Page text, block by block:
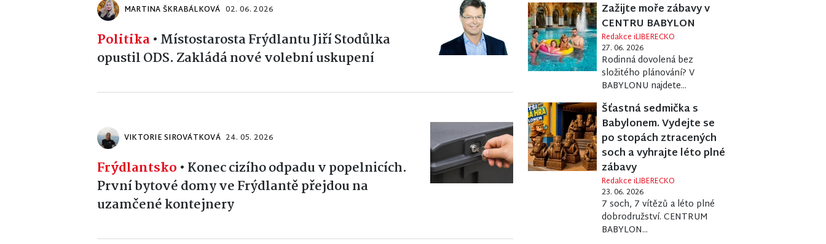
MARTINA ŠKRABÁLKOVÁ 02. 06. 2026
Politika• Místostarosta Frýdlantu Jiří Stodůlka
opustil ODS. Zakládá nové volební uskupení
VIKTORIE SIROVÁTKOVÁ 24. 05. 2026
Frýdlantsko • Konec cizího odpadu v popelnicích.
První bytové domy ve Frýdlantě přejdou na
uzamčené kontejnery
Zažijte moře zábavy v
CENTRU BABYLON
Redakce iLIBERECKO
27. 06. 2026
Rodinná dovolená bez
složitého plánování? V
BABYLONU najdete...
Šťastná sedmička s
Babylonem. Vydejte se
po stopách ztracených
soch a vyhrajte léto plné
zábavy
Redakce iLIBERECKO
23. 06. 2026
7 soch, 7 vítězů a léto plné
dobrodružství. CENTRUM
BABYLON...